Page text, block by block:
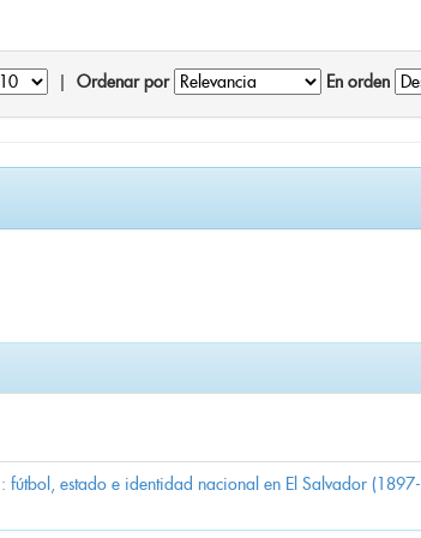
Ordenar por En orden
fútbol, estado e identidad nacional en El Salvador (1897-